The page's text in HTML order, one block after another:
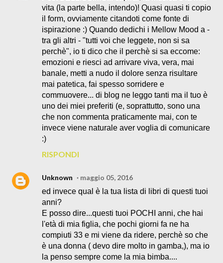
vita (la parte bella, intendo)! Quasi quasi ti copio
il form, ovviamente citandoti come fonte di
ispirazione :) Quando dedichi i Mellow Mood a -
tra gli altri - "tutti voi che leggete, non si sa
perchè", io ti dico che il perchè si sa eccome:
emozioni e riesci ad arrivare viva, vera, mai
banale, metti a nudo il dolore senza risultare
mai patetica, fai spesso sorridere e
commuovere... di blog ne leggo tanti ma il tuo è
uno dei miei preferiti (e, soprattutto, sono una
che non commenta praticamente mai, con te
invece viene naturale aver voglia di comunicare
:)
RISPONDI
Unknown
maggio 05, 2016
ed invece qual è la tua lista di libri di questi tuoi
anni?
E posso dire...questi tuoi POCHI anni, che hai
l'età di mia figlia, che pochi giorni fa ne ha
compiuti 33 e mi viene da ridere, perchè so che
è una donna ( devo dire molto in gamba,), ma io
la penso sempre come la mia bimba....